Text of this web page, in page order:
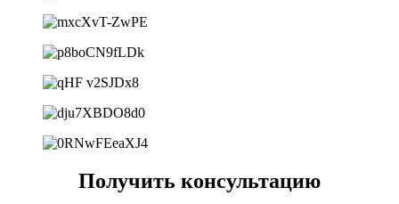
Получить консультацию